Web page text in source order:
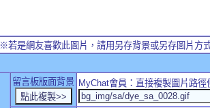
※若是網友喜歡此圖片，請用另存背景或另存圖片方
留言板版面背景 MyChat會員：直接複製圖片路